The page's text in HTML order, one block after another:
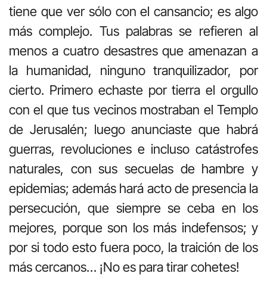
tiene que ver sólo con el cansancio; es algo
más complejo. Tus palabras se refieren al
menos a cuatro desastres que amenazan a
la humanidad, ninguno tranquilizador, por
cierto. Primero echaste por tierra el orgullo
con el que tus vecinos mostraban el Templo
de Jerusalén; luego anunciaste que habrá
guerras, revoluciones e incluso catástrofes
naturales, con sus secuelas de hambre y
epidemias; además hará acto de presencia la
persecución, que siempre se ceba en los
mejores, porque son los más indefensos; y
por si todo esto fuera poco, la traición de los
más cercanos… ¡No es para tirar cohetes!